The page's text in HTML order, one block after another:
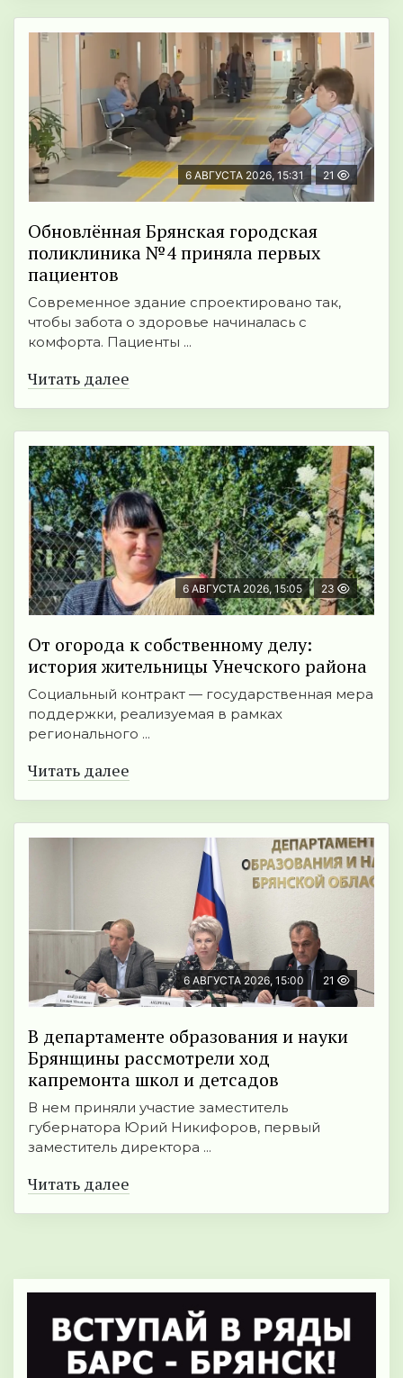
6 АВГУСТА 2026, 15:31 21
Обновлённая Брянская городская
поликлиника №4 приняла первых
пациентов
Современное здание спроектировано так,
чтобы забота о здоровье начиналась с
комфорта. Пациенты ...
Читать далее
6 АВГУСТА 2026, 15:05 23
От огорода к собственному делу:
история жительницы Унечского района
Социальный контракт — государственная мера
поддержки, реализуемая в рамках
регионального ...
Читать далее
6 АВГУСТА 2026, 15:00 21
В департаменте образования и науки
Брянщины рассмотрели ход
капремонта школ и детсадов
В нем приняли участие заместитель
губернатора Юрий Никифоров, первый
заместитель директора ...
Читать далее